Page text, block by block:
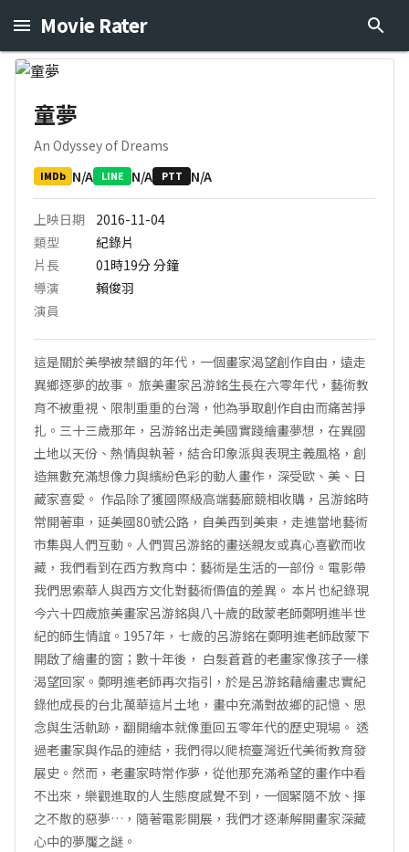
Movie Rater
童夢
An Odyssey of Dreams
IMDb N/A LINE N/A PTT N/A
上映日期
2016-11-04
類型
紀錄片
片長
01時19分分鐘
導演
賴俊羽
演員
這是關於美學被禁錮的年代，一個畫家渴望創作自由，遠走
異鄉逐夢的故事。 旅美畫家呂游銘生長在六零年代，藝術教
育不被重視、限制重重的台灣，他為爭取創作自由而痛苦掙
扎。三十三歲那年，呂游銘出走美國實踐繪畫夢想，在異國
土地以天份、熱情與執著，結合印象派與表現主義風格，創
造無數充滿想像力與繽紛色彩的動人畫作，深受歐、美、日
藏家喜愛。 作品除了獲國際級高端藝廊競相收購，呂游銘時
常開著車，延美國80號公路，自美西到美東，走進當地藝術
市集與人們互動。人們買呂游銘的畫送親友或真心喜歡而收
藏，我們看到在西方教育中：藝術是生活的一部份。電影帶
我們思索華人與西方文化對藝術價值的差異。 本片也紀錄現
今六十四歲旅美畫家呂游銘與八十歲的啟蒙老師鄭明進半世
紀的師生情誼。1957年，七歲的呂游銘在鄭明進老師啟蒙下
開啟了繪畫的窗；數十年後， 白髮蒼蒼的老畫家像孩子一樣
渴望回家。鄭明進老師再次指引，於是呂游銘藉繪畫忠實紀
錄他成長的台北萬華這片土地，畫中充滿對故鄉的記憶、思
念與生活軌跡，翻開繪本就像重回五零年代的歷史現場。 透
過老畫家與作品的連結，我們得以爬梳臺灣近代美術教育發
展史。然而，老畫家時常作夢，從他那充滿希望的畫作中看
不出來，樂觀進取的人生態度感覺不到，一個緊隨不放、揮
之不散的惡夢…，隨著電影開展，我們才逐漸解開畫家深藏
心中的夢魘之謎。